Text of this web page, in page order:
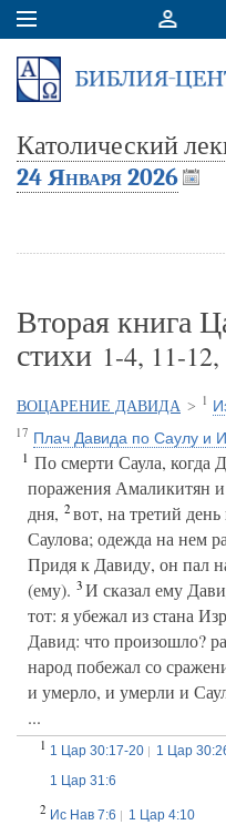
Католический
24 Января 2026
Вторая книга
стихи 1-4, 11-
ВОЦАРЕНИЕ ДАВИДА > 1
17 Плач Давида по Саулу и
1 По смерти Саула, когда
поражения Амаликитян
дня, 2вот, на третий день
Саулова; одежда на нем
Придя к Давиду, он пал
(ему). 3И сказал ему
тот: я убежал из стана
Давид: что произошло?
народ побежал со
и умерло, и умерли и
...
1 1 Цар 30:17-20
1 Цар
1 Цар 31:6
2 Ис Нав 7:6
1 Цар 4:10